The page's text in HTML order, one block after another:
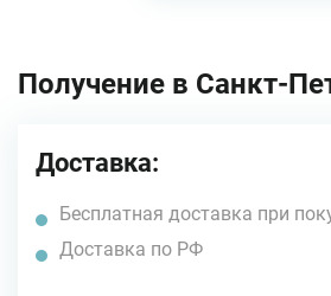
Получение в Санкт-
Доставка:
Бесплатная доставка при
Доставка по РФ